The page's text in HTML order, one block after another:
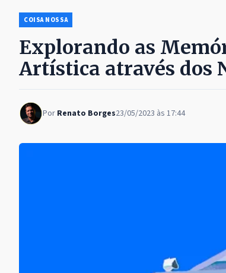
COISA NOSSA
Explorando as
Artística através dos
Por Renato Borges23/05/2023 às 17:44